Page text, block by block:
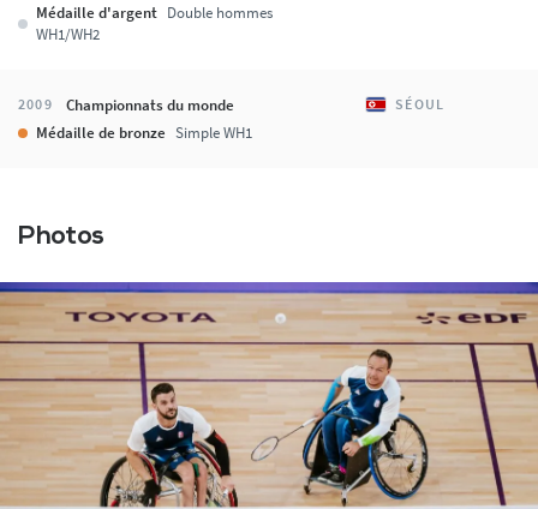
Médaille d'argent Double hommes
WH1/WH2
2009 Championnats du monde SÉOUL
Médaille de bronze Simple WH1
Photos